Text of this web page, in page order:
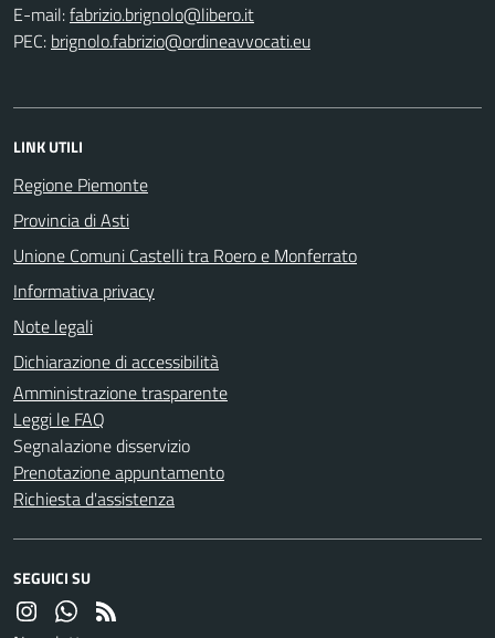
E-mail:
PEC:
LINK UTILI
Regione Piemonte
Provincia di Asti
Unione Comuni Castelli tra Roero e Monferrato
Informativa privacy
Note legali
Dichiarazione di accessibilità
Amministrazione trasparente
Leggi le FAQ
Segnalazione disservizio
Prenotazione appuntamento
Richiesta d'assistenza
SEGUICI SU